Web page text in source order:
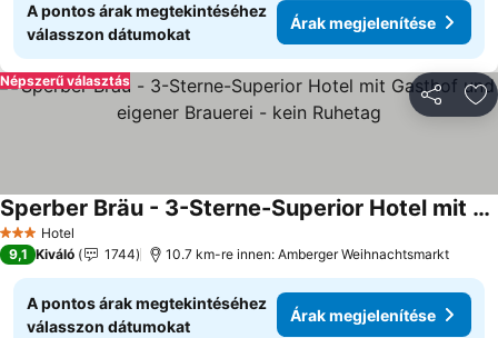
A pontos árak megtekintéséhez
válasszon dátumokat
Árak megjelenítése
Népszerű választás
3 Kategória
Hotel
Sperber Bräu - 3-Sterne-Superior Hotel mit Gasthof und eigener Brauerei - kein Ruhetag
Árak megjelenítése
9,1 Kiváló 1744 10.7 km-re innen: Amberger Weihnachtsmarkt
A pontos árak megtekintéséhez
válasszon dátumokat
Árak megjelenítése